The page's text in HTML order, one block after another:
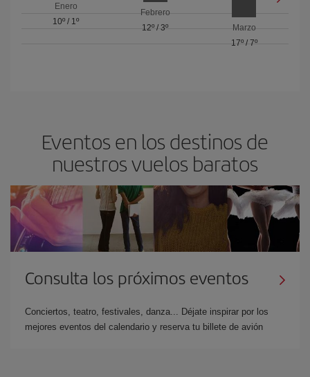
Enero
10º / 1º
Febrero
12º / 3º
Marzo
17º/ 7º
Eventos en los destinos de
nuestros vuelos baratos
Consulta los próximos eventos
Conciertos, teatro, festivales, danza... Déjate inspirar por los
mejores eventos del calendario y reserva tu billete de avión